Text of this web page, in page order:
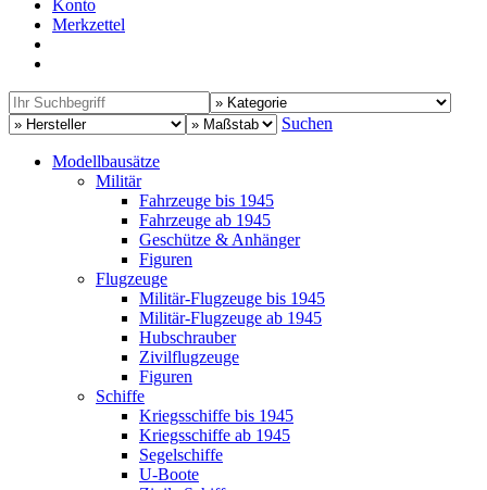
Konto
Merkzettel
Suchen
Modellbausätze
Militär
Fahrzeuge bis 1945
Fahrzeuge ab 1945
Geschütze & Anhänger
Figuren
Flugzeuge
Militär-Flugzeuge bis 1945
Militär-Flugzeuge ab 1945
Hubschrauber
Zivilflugzeuge
Figuren
Schiffe
Kriegsschiffe bis 1945
Kriegsschiffe ab 1945
Segelschiffe
U-Boote